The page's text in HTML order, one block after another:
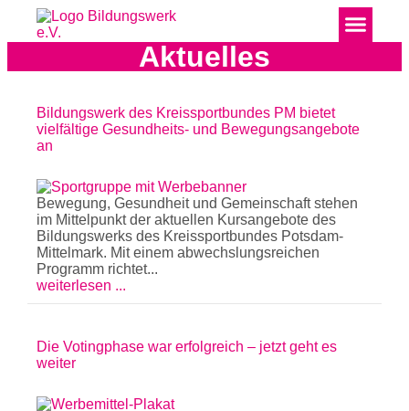
Aktuelles
Bildungswerk des Kreissportbundes PM bietet
vielfältige Gesundheits- und Bewegungsangebote
an
Bewegung, Gesundheit und Gemeinschaft stehen
im Mittelpunkt der aktuellen Kursangebote des
Bildungswerks des Kreissportbundes Potsdam-
Mittelmark. Mit einem abwechslungsreichen
Programm richtet...
weiterlesen ...
Die Votingphase war erfolgreich – jetzt geht es
weiter